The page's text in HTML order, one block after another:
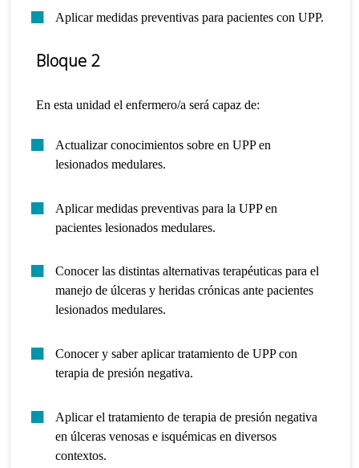
Aplicar medidas preventivas para pacientes con UPP.
Bloque 2
En esta unidad el enfermero/a será capaz de:
Actualizar conocimientos sobre en UPP en
lesionados medulares.
Aplicar medidas preventivas para la UPP en
pacientes lesionados medulares.
Conocer las distintas alternativas terapéuticas para el
manejo de úlceras y heridas crónicas ante pacientes
lesionados medulares.
Conocer y saber aplicar tratamiento de UPP con
terapia de presión negativa.
Aplicar el tratamiento de terapia de presión negativa
en úlceras venosas e isquémicas en diversos
contextos.